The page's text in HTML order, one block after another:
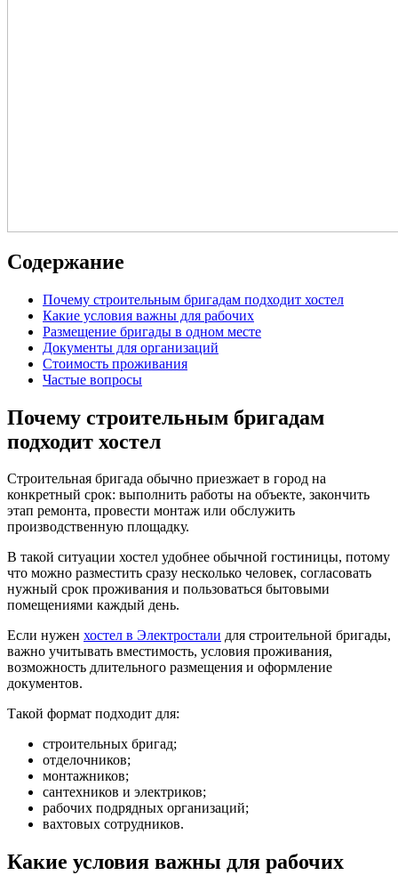
Содержание
Почему строительным бригадам подходит хостел
Какие условия важны для рабочих
Размещение бригады в одном месте
Документы для организаций
Стоимость проживания
Частые вопросы
Почему строительным бригадам
подходит хостел
Строительная бригада обычно приезжает в город на
конкретный срок: выполнить работы на объекте, закончить
этап ремонта, провести монтаж или обслужить
производственную площадку.
В такой ситуации хостел удобнее обычной гостиницы, потому
что можно разместить сразу несколько человек, согласовать
нужный срок проживания и пользоваться бытовыми
помещениями каждый день.
Если нужен хостел в Электростали для строительной бригады,
важно учитывать вместимость, условия проживания,
возможность длительного размещения и оформление
документов.
Такой формат подходит для:
строительных бригад;
отделочников;
монтажников;
сантехников и электриков;
рабочих подрядных организаций;
вахтовых сотрудников.
Какие условия важны для рабочих